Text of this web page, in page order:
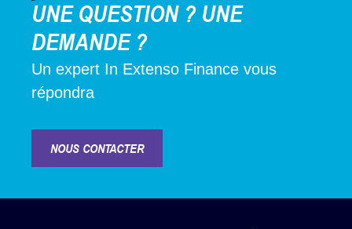
UNE QUESTION ? UNE
DEMANDE ?
Un expert In Extenso Finance vous
répondra
NOUS CONTACTER